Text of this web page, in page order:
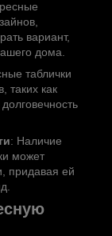
вариант,
дома.
таблички
таких как
: Наличие
может
придавая ей